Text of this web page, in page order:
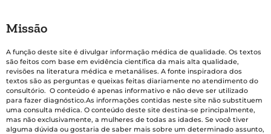
Missão
A função deste site é divulgar informação médica de qualidade. Os textos
são feitos com base em evidência científica da mais alta qualidade,
revisões na literatura médica e metanálises. A fonte inspiradora dos
textos são as perguntas e queixas feitas diariamente no atendimento do
consultório. O conteúdo é apenas informativo e não deve ser utilizado
para fazer diagnóstico.As informações contidas neste site não substituem
uma consulta médica. O conteúdo deste site destina-se principalmente,
mas não exclusivamente, a mulheres de todas as idades. Se você tiver
alguma dúvida ou gostaria de saber mais sobre um determinado assunto,